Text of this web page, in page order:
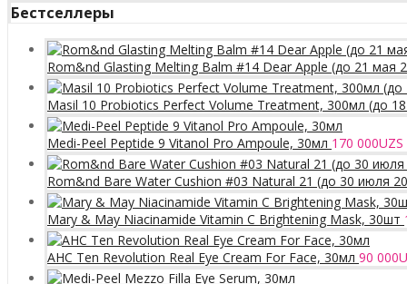
Бестселлеры
Rom&nd Glasting Melting Balm #14 Dear Apple (до 21 мая
Masil 10 Probiotics Perfect Volume Treatment, 300мл (до
Medi-Peel Peptide 9 Vitanol Pro Ampoule, 30мл 170 000UZS
Rom&nd Bare Water Cushion #03 Natural 21 (до 30 июля
Mary & May Niacinamide Vitamin C Brightening Mask, 30шт
AHC Ten Revolution Real Eye Cream For Face, 30мл 90 000